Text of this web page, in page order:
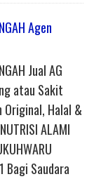
Agen
Jual AG
atau Sakit
Original, Halal &
ALAMI
Bagi Saudara